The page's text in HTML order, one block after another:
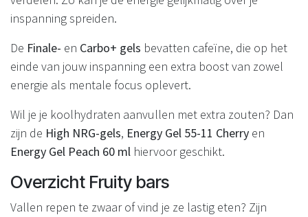
inspanning spreiden.
De Finale- en Carbo+ gels bevatten cafeïne, die op het
einde van jouw inspanning een extra boost van zowel
energie als mentale focus oplevert.
Wil je je koolhydraten aanvullen met extra zouten? Dan
zijn de High NRG-gels, Energy Gel 55-11 Cherry en
Energy Gel Peach 60 ml hiervoor geschikt.
Overzicht Fruity bars
Vallen repen te zwaar of vind je ze lastig eten? Zijn